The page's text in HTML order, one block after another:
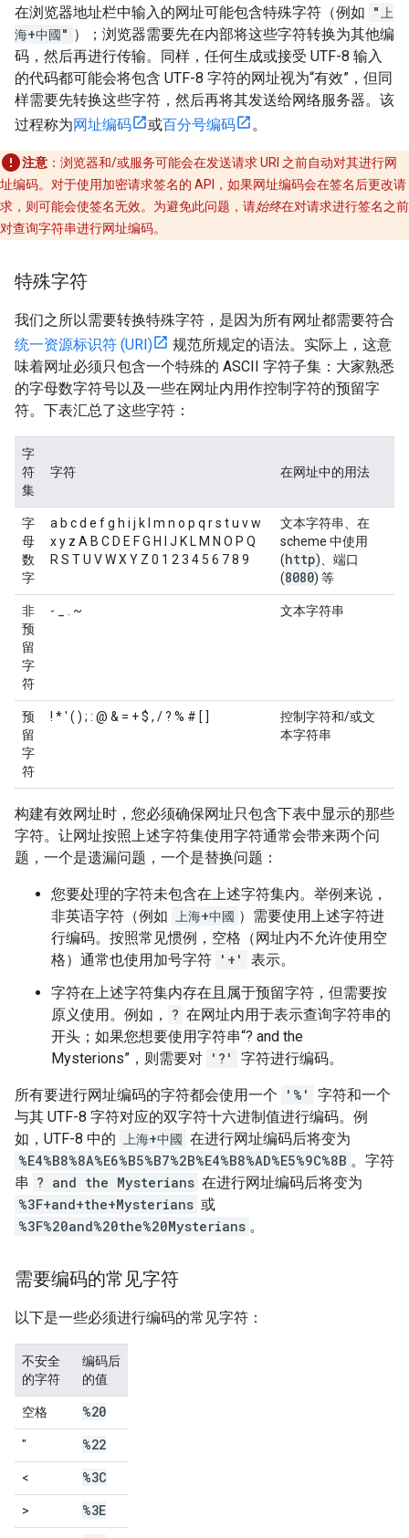
在浏览器地址栏中输入的网址可能包含特殊字符（例如 "上
海+中國" ）；浏览器需要先在内部将这些字符转换为其他编
码，然后再进行传输。同样，任何生成或接受 UTF-8 输入
的代码都可能会将包含 UTF-8 字符的网址视为“有效”，但同
样需要先转换这些字符，然后再将其发送给网络服务器。该
过程称为网址编码 或百分号编码 。
注意 ：浏览器和/或服务可能会在发送请求 URI 之前自动对其进行网
址编码。对于使用加密请求签名的 API，如果网址编码会在签名后更改请
求，则可能会使签名无效。为避免此问题，请始终在对请求进行签名之前
对查询字符串进行网址编码。
特殊字符
我们之所以需要转换特殊字符，是因为所有网址都需要符合
统一资源标识符 (URI)
规范所规定的语法。实际上，这意
味着网址必须只包含一个特殊的 ASCII 字符子集：大家熟悉
的字母数字符号以及一些在网址内用作控制字符的预留字
符。下表汇总了这些字符：
字
符
集
字符 在网址中的用法
字
母
数
字
a b c d e f g h i j k l m n o p q r s t u v w
x y z A B C D E F G H I J K L M N O P Q
R S T U V W X Y Z 0 1 2 3 4 5 6 7 8 9
文本字符串、在
scheme 中使用
(http)、端口
(8080) 等
非
预
留
字
符
- _ . ~ 文本字符串
预
留
字
符
! * ' ( ) ; : @ & = + $ , / ? % # [ ]
控制字符和/或文
本字符串
构建有效网址时，您必须确保网址只包含下表中显示的那些
字符。让网址按照上述字符集使用字符通常会带来两个问
题，一个是遗漏问题，一个是替换问题：
您要处理的字符未包含在上述字符集内。举例来说，
非英语字符（例如 上海+中國 ）需要使用上述字符进
行编码。按照常见惯例，空格（网址内不允许使用空
格）通常也使用加号字符 '+'
表示。
字符在上述字符集内存在且属于预留字符，但需要按
原义使用。例如，
? 在网址内用于表示查询字符串的
开头；如果您想要使用字符串“? and the
Mysterions”，则需要对 '?' 字符进行编码。
所有要进行网址编码的字符都会使用一个 '%'
字符和一个
与其 UTF-8 字符对应的双字符十六进制值进行编码。例
如，UTF-8 中的 上海+中國 在进行网址编码后将变为
%E4%B8%8A%E6%B5%B7%2B%E4%B8%AD%E5%9C%8B 。字符
串 ? and the Mysterians 在进行网址编码后将变为
%3F+and+the+Mysterians 或
%3F%20and%20the%20Mysterians 。
需要编码的常见字符
以下是一些必须进行编码的常见字符：
不安全
的字符
编码后
的值
空格 %20
" %22
< %3C
> %3E